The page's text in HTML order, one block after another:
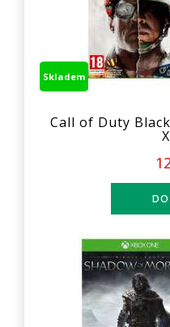
Skladem
Call of Duty